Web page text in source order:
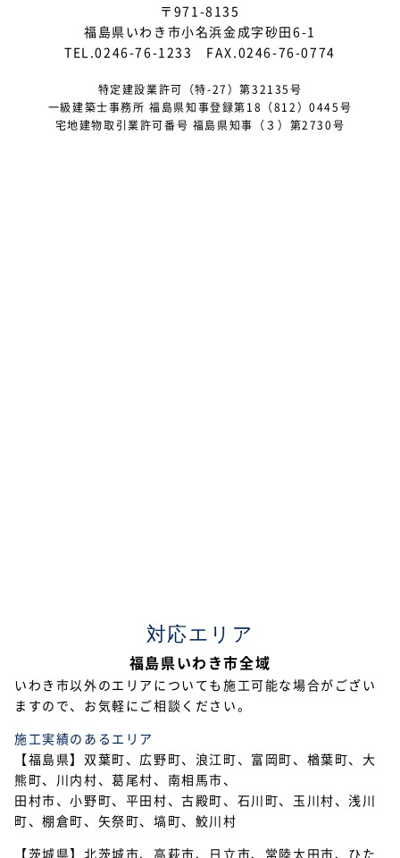
2025年5月
2025年4月
2025年3月
2025年2月
2022年12月
2022年11月
2022年10月
2022年7月
2022年6月
〒971-8135
福島県いわき市小名浜金成字砂田6-1
TEL.0246-76-1233 FAX.0246-76-0774
特定建設業許可（特-27）第32135号
一級建築士事務所 福島県知事登録第18（812）0445号
宅地建物取引業許可番号 福島県知事（３）第2730号
対応エリア
福島県いわき市全域
いわき市以外のエリアについても施工可能な場合がござい
ますので、お気軽にご相談ください。
施工実績のあるエリア
【福島県】双葉町、広野町、浪江町、富岡町、楢葉町、大
熊町、川内村、葛尾村、南相馬市、
田村市、小野町、平田村、古殿町、石川町、玉川村、浅川
町、棚倉町、矢祭町、塙町、鮫川村
【茨城県】北茨城市、高萩市、日立市、常陸太田市、ひた